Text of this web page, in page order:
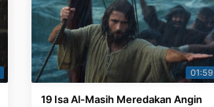
01:59
19 Isa Al-Masih Meredakan Angin